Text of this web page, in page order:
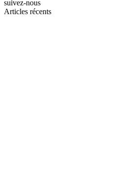
suivez-nous
Articles récents